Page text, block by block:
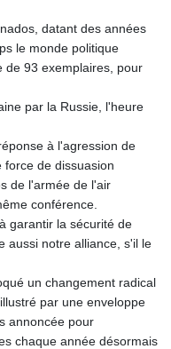
datant des années
le monde politique
de 93 exemplaires, pour
par la Russie, l'heure
à l'agression de
force de dissuasion
de l'armée de l'air
conférence.
garantir la sécurité de
aussi notre alliance, s'il le
un changement radical
par une enveloppe
annoncée pour
chaque année désormais